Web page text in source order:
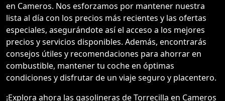
en Cameros. Nos esforzamos por mantener nuestra
lista al día con los precios más recientes y las ofertas
especiales, asegurándote así el acceso a los mejores
precios y servicios disponibles. Además, encontrarás
consejos útiles y recomendaciones para ahorrar en
combustible, mantener tu coche en óptimas
condiciones y disfrutar de un viaje seguro y placentero.
¡Explora ahora las gasolineras de Torrecilla en Cameros